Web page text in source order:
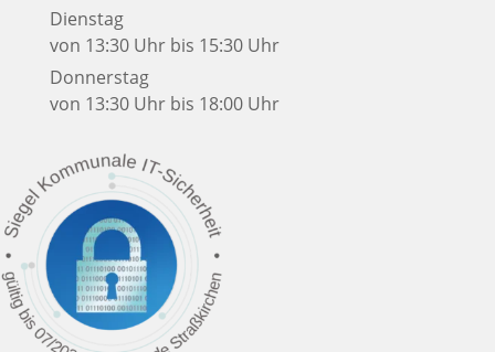
Dienstag
von 13:30 Uhr bis 15:30 Uhr
Donnerstag
von 13:30 Uhr bis 18:00 Uhr